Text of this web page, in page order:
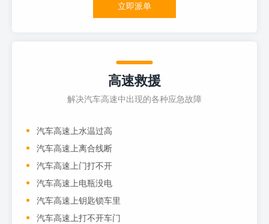
立即派单
高速救援
解决汽车高速中出现的各种应急故障
汽车高速上水温过高
汽车高速上离合线断
汽车高速上门打不开
汽车高速上电瓶没电
汽车高速上钥匙锁车里
汽车高速上打不开车门